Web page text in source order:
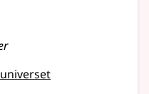
universet